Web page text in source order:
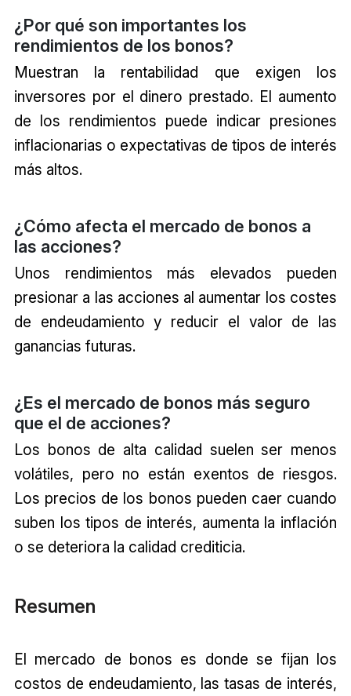
¿Por qué son importantes los
rendimientos de los bonos?
Muestran la rentabilidad que exigen los
inversores por el dinero prestado. El aumento
de los rendimientos puede indicar presiones
inflacionarias o expectativas de tipos de interés
más altos.
¿Cómo afecta el mercado de bonos a
las acciones?
Unos rendimientos más elevados pueden
presionar a las acciones al aumentar los costes
de endeudamiento y reducir el valor de las
ganancias futuras.
¿Es el mercado de bonos más seguro
que el de acciones?
Los bonos de alta calidad suelen ser menos
volátiles, pero no están exentos de riesgos.
Los precios de los bonos pueden caer cuando
suben los tipos de interés, aumenta la inflación
o se deteriora la calidad crediticia.
Resumen
El mercado de bonos es donde se fijan los
costos de endeudamiento, las tasas de interés,